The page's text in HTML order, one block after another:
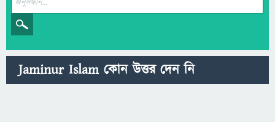
Jaminur Islam কোন উত্তর দেন নি